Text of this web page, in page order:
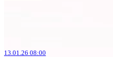
13.01.26 08:00